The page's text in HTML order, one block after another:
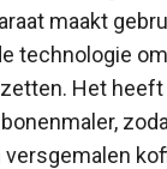
maakt
technologie
Het heeft